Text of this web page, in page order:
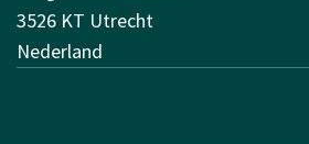
3526 KT Utrecht
Nederland